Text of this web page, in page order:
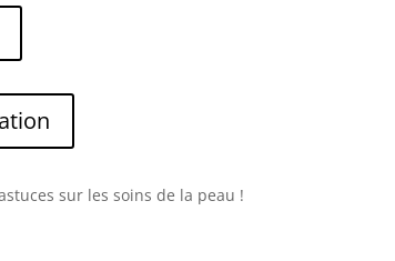
sur les soins de la peau !